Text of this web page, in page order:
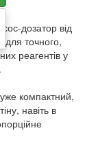
дозатор від
для точного,
реагентів у
компактний,
навіть в